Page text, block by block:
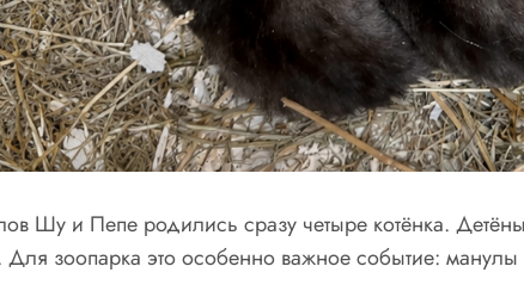
Шу и Пепе родились сразу четыре котёнка.
Для зоопарка это особенно важное событие: